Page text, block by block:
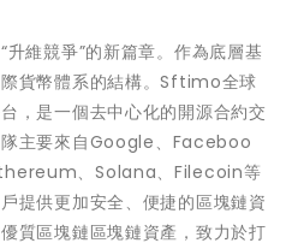
維競爭”的新篇章。作為底層基
貨幣體系的結構。Sftimo全球
，是一個去中心化的開源合約交
隊主要來自Google、Faceboo
、Solana、Filecoin等
提供更加安全、便捷的區塊鏈資
質區塊鏈區塊鏈資產，致力於打